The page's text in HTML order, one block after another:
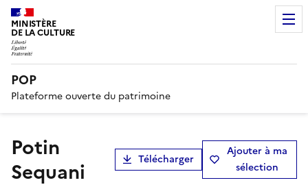
MINISTÈRE
DE LA CULTURE
POP
Plateforme ouverte du patrimoine
Potin
Sequani
Télécharger
Ajouter à ma
sélection